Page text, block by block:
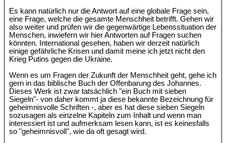
Es kann natürlich nur die Antwort auf eine globale Frage sein,
eine Frage, welche die gesamte Menschheit betrifft. Gehen wir
also weiter und prüfen wir die gegenwärtige Lebenssituation der
Menschen, inwiefern wir hier Antworten auf Fragen suchen
könnten. International gesehen, haben wir derzeit natürlich
einige gefährliche Krisen und damit meine ich jetzt nicht den
Krieg Putins gegen die Ukraine.
Wenn es um Fragen der Zukunft der Menschheit geht, gehe ich
gern in das biblische Buch der Offenbarung des Johannes.
Dieses Werk ist zwar tatsächlich "ein Buch mit sieben
Siegeln"- von daher kommt ja diese bekannte Bezeichnung für
geheimnisvolle Schriften -, aber es hat diese sieben Siegeln
sozusagen als einzelne Kapiteln zum Inhalt und wenn man
interessiert ist und aufmerksam lesen kann, ist es keinesfalls
so "geheimnisvoll", wie da oft gesagt wird.